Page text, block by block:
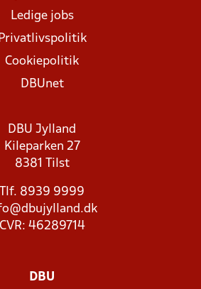
Ledige jobs
Privatlivspolitik
Cookiepolitik
DBUnet
DBU Jylland
Kileparken 27
8381 Tilst
Tlf. 8939 9999
CVR: 46289714
DBU